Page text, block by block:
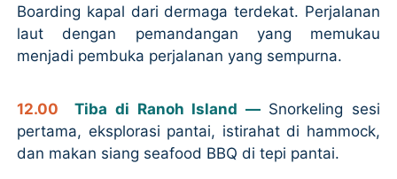
Boarding kapal dari dermaga terdekat. Perjalanan
laut dengan pemandangan yang memukau
menjadi pembuka perjalanan yang sempurna.
12.00 Tiba di Ranoh Island — Snorkeling sesi
pertama, eksplorasi pantai, istirahat di hammock,
dan makan siang seafood BBQ di tepi pantai.